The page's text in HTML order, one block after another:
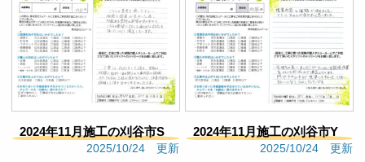
Google口コミ
大矢恵
8 months ago
見積もりの段階から丁寧に対
応していただき施工完了までお世話になりました。
他社と検討しておりましたがエムアールさんに依頼
をしていただき職人さん達にも感謝しております。
今後も保証期間お世話になりますがよろしくお願い
2024年11月施工の刈谷市S
2025/10/24 更新
2024年11月施工の刈谷市Y
2025/10/24 更新